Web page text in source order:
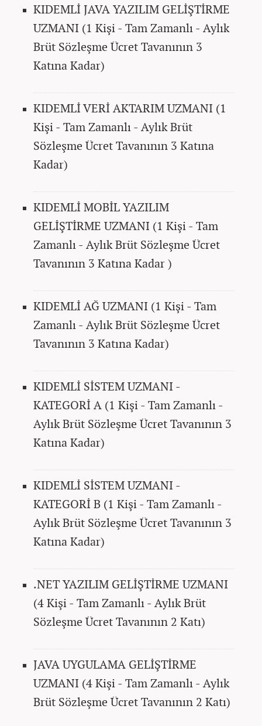
KIDEMLİ JAVA YAZILIM GELİŞTİRME
UZMANI (1 Kişi - Tam Zamanlı - Aylık
Brüt Sözleşme Ücret Tavanının 3
Katına Kadar)
KIDEMLİ VERİ AKTARIM UZMANI (1
Kişi - Tam Zamanlı - Aylık Brüt
Sözleşme Ücret Tavanının 3 Katına
Kadar)
KIDEMLİ MOBİL YAZILIM
GELİŞTİRME UZMANI (1 Kişi - Tam
Zamanlı - Aylık Brüt Sözleşme Ücret
Tavanının 3 Katına Kadar )
KIDEMLİ AĞ UZMANI (1 Kişi - Tam
Zamanlı - Aylık Brüt Sözleşme Ücret
Tavanının 3 Katına Kadar)
KIDEMLİ SİSTEM UZMANI -
KATEGORİ A (1 Kişi - Tam Zamanlı -
Aylık Brüt Sözleşme Ücret Tavanının 3
Katına Kadar)
KIDEMLİ SİSTEM UZMANI -
KATEGORİ B (1 Kişi - Tam Zamanlı -
Aylık Brüt Sözleşme Ücret Tavanının 3
Katına Kadar)
.NET YAZILIM GELİŞTİRME UZMANI
(4 Kişi - Tam Zamanlı - Aylık Brüt
Sözleşme Ücret Tavanının 2 Katı)
JAVA UYGULAMA GELİŞTİRME
UZMANI (4 Kişi - Tam Zamanlı - Aylık
Brüt Sözleşme Ücret Tavanının 2 Katı)